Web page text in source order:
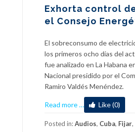
Exhorta control
el Consejo
El sobreconsumo de
los primeros ocho días del
fue analizado en La Habana
Nacional presidido por el
Ramiro Valdés Menéndez.
Read more
about
Exhorta
control
… Like (0)
Posted in:Audios, Cuba, Fijar,